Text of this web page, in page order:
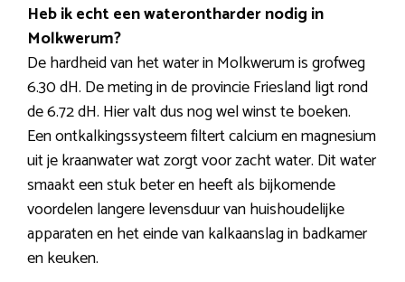
Heb ik echt een waterontharder nodig in
Molkwerum?
De hardheid van het water in Molkwerum is grofweg
6.30 dH. De meting in de provincie Friesland ligt rond
de 6.72 dH. Hier valt dus nog wel winst te boeken.
Een ontkalkingssysteem filtert calcium en magnesium
uit je kraanwater wat zorgt voor zacht water. Dit water
smaakt een stuk beter en heeft als bijkomende
voordelen langere levensduur van huishoudelijke
apparaten en het einde van kalkaanslag in badkamer
en keuken.